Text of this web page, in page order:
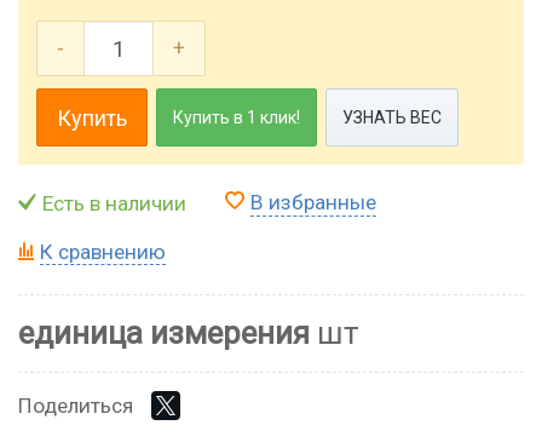
- +
Купить Купить в 1 клик! УЗНАТЬ ВЕС
Есть в наличии В избранные
К сравнению
единица измерения шт
Поделиться